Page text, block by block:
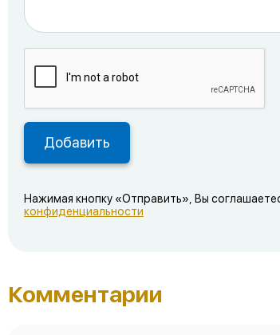
Нажимая кнопку «Отправить», Вы
конфиденциальности
Комментарии